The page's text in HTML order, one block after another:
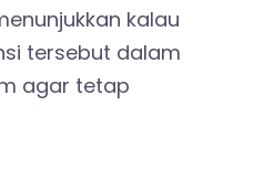
kalau
tersebut dalam
agar tetap